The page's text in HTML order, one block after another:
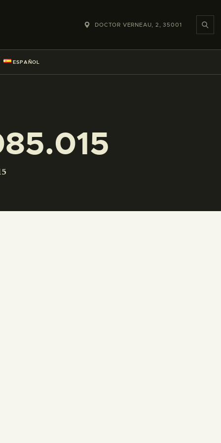
DOCTOR VERNEAU, 2, 35001
ESPAÑOL